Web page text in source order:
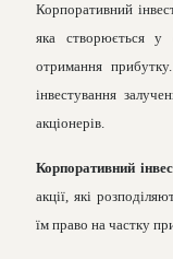
Корпоративний
яка створюється у
отримання
інвестування
акціонерів.
Корпоративний
акції, які
їм право на частку